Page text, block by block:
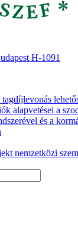
H-1091
alapvetései a
és a
nemzetközi